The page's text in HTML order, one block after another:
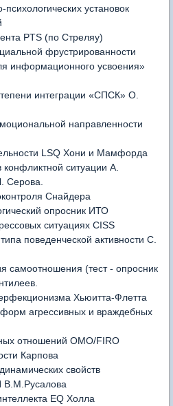
установок
PTS (по Стреляу)
фрустрированности
информационного усвоения»
интеграции «СПСК» О.
направленности
LSQ Хони и Мамфорда
ситуации А.
Серова.
Снайдера
опросник ИТО
ситуациях CISS
поведенческой активности С.
самоотношения (тест - опросник
Хьюитта-Флетта
агрессивных и враждебных
отношений ОМО/FIRO
Карпова
свойств
В.М.Русалова
EQ Холла